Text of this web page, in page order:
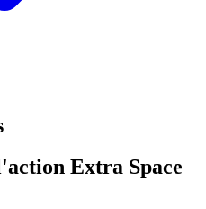
Extra Space